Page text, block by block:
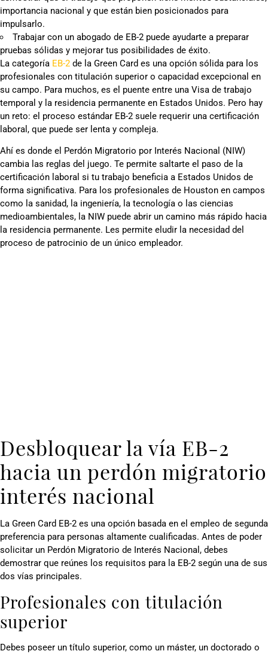
importancia nacional y que están bien posicionados para
impulsarlo.
Trabajar con un abogado de EB-2 puede ayudarte a preparar
pruebas sólidas y mejorar tus posibilidades de éxito.
La categoría EB-2 de la Green Card es una opción sólida para los
profesionales con titulación superior o capacidad excepcional en
su campo. Para muchos, es el puente entre una Visa de trabajo
temporal y la residencia permanente en Estados Unidos. Pero hay
un reto: el proceso estándar EB-2 suele requerir una certificación
laboral, que puede ser lenta y compleja.
Ahí es donde el Perdón Migratorio por Interés Nacional (NIW)
cambia las reglas del juego. Te permite saltarte el paso de la
certificación laboral si tu trabajo beneficia a Estados Unidos de
forma significativa. Para los profesionales de Houston en campos
como la sanidad, la ingeniería, la tecnología o las ciencias
medioambientales, la NIW puede abrir un camino más rápido hacia
la residencia permanente. Les permite eludir la necesidad del
proceso de patrocinio de un único empleador.
Desbloquear la vía EB-2
hacia un perdón migratorio
interés nacional
La Green Card EB-2 es una opción basada en el empleo de segunda
preferencia para personas altamente cualificadas. Antes de poder
solicitar un Perdón Migratorio de Interés Nacional, debes
demostrar que reúnes los requisitos para la EB-2 según una de sus
dos vías principales.
Profesionales con titulación
superior
Debes poseer un título superior, como un máster, un doctorado o